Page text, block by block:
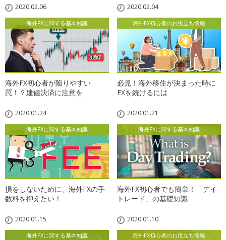
2020.02.06
海外FXに関する基本知識
海外FX初心者が陥りやすい
罠！？建値決済に注意を
2020.02.04
海外FX初心者のお役立ち情報
必見！海外移住が決まった時に
FXを続けるには
2020.01.24
海外FXに関する基本知識
損をしないために、海外FXの手
数料を抑えたい！
2020.01.21
海外FXに関する基本知識
海外FX初心者でも簡単！「デイ
トレード」の基礎知識
2020.01.15
海外FXに関する基本知識
2020.01.10
海外FX初心者のお役立ち情報